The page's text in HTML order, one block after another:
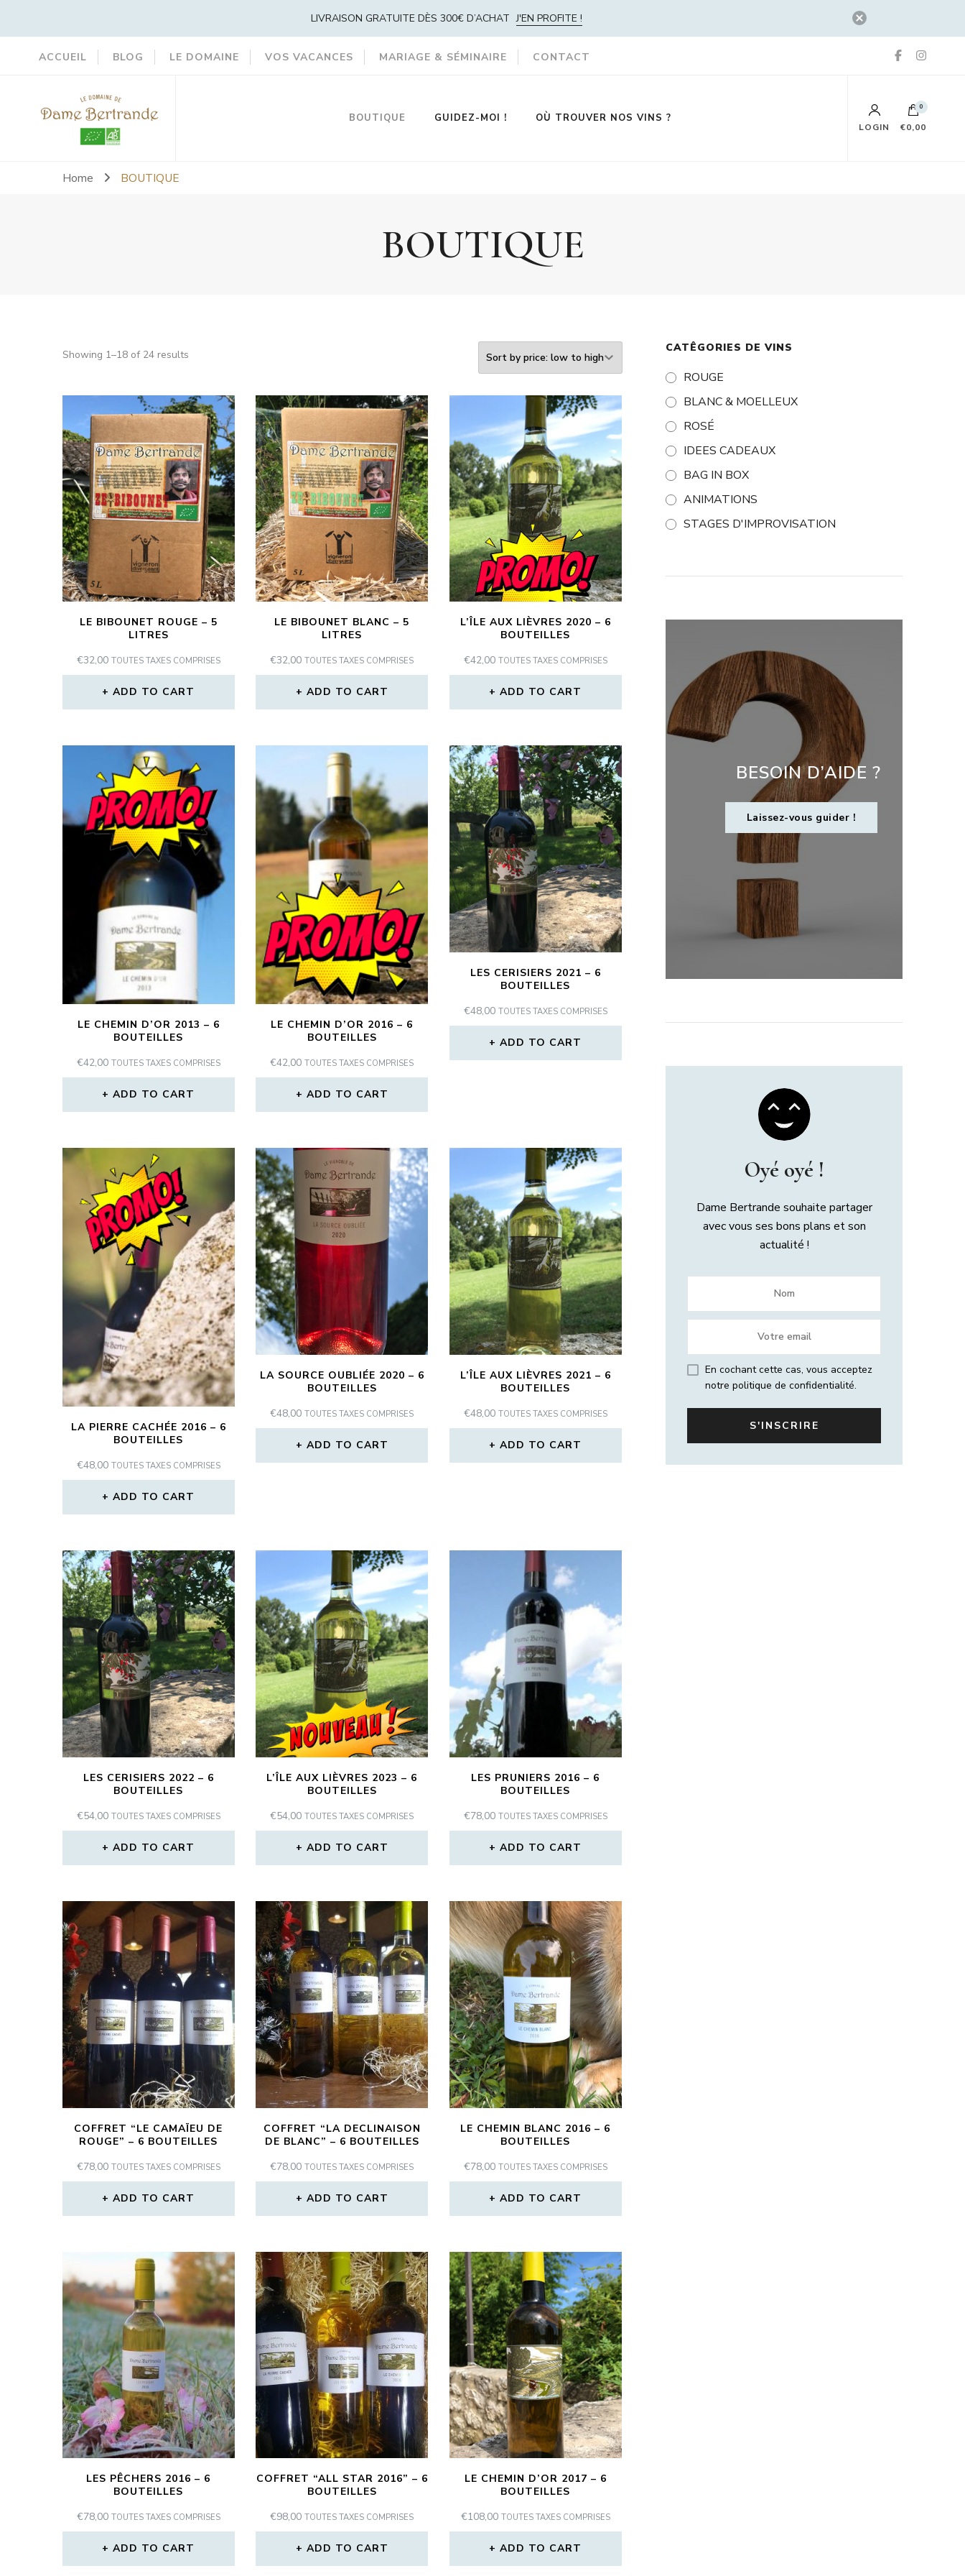
LIVRAISON GRATUITE DÈS 300€ D’ACHAT J'EN PROFITE !
ACCUEIL BLOG LE DOMAINE VOS VACANCES MARIAGE & SÉMINAIRE CONTACT
La Boutique Dame Bertrande BOUTIQUE GUIDEZ-MOI ! OÙ TROUVER NOS VINS ?
LOGIN
0
€0,00
Home BOUTIQUE
BOUTIQUE
Showing 1–18 of 24 results
LE BIBOUNET ROUGE – 5
LITRES
€32,00 TOUTES TAXES COMPRISES
ADD TO CART
LE BIBOUNET BLANC – 5
LITRES
€32,00 TOUTES TAXES COMPRISES
ADD TO CART
L’ÎLE AUX LIÈVRES 2020 – 6
BOUTEILLES
€42,00 TOUTES TAXES COMPRISES
ADD TO CART
LE CHEMIN D’OR 2013 – 6
BOUTEILLES
€42,00 TOUTES TAXES COMPRISES
ADD TO CART
LE CHEMIN D’OR 2016 – 6
BOUTEILLES
€42,00 TOUTES TAXES COMPRISES
ADD TO CART
LES CERISIERS 2021 – 6
BOUTEILLES
€48,00 TOUTES TAXES COMPRISES
ADD TO CART
LA PIERRE CACHÉE 2016 – 6
BOUTEILLES
€48,00 TOUTES TAXES COMPRISES
ADD TO CART
LA SOURCE OUBLIÉE 2020 – 6
BOUTEILLES
€48,00 TOUTES TAXES COMPRISES
ADD TO CART
L’ÎLE AUX LIÈVRES 2021 – 6
BOUTEILLES
€48,00 TOUTES TAXES COMPRISES
ADD TO CART
LES CERISIERS 2022 – 6
BOUTEILLES
€54,00 TOUTES TAXES COMPRISES
ADD TO CART
L’ÎLE AUX LIÈVRES 2023 – 6
BOUTEILLES
€54,00 TOUTES TAXES COMPRISES
ADD TO CART
LES PRUNIERS 2016 – 6
BOUTEILLES
€78,00 TOUTES TAXES COMPRISES
ADD TO CART
COFFRET “LE CAMAÏEU DE
ROUGE” – 6 BOUTEILLES
€78,00 TOUTES TAXES COMPRISES
ADD TO CART
COFFRET “LA DECLINAISON
DE BLANC” – 6 BOUTEILLES
€78,00 TOUTES TAXES COMPRISES
ADD TO CART
LE CHEMIN BLANC 2016 – 6
BOUTEILLES
€78,00 TOUTES TAXES COMPRISES
ADD TO CART
LES PÊCHERS 2016 – 6
BOUTEILLES
€78,00 TOUTES TAXES COMPRISES
ADD TO CART
COFFRET “ALL STAR 2016” – 6
BOUTEILLES
€98,00 TOUTES TAXES COMPRISES
ADD TO CART
LE CHEMIN D’OR 2017 – 6
BOUTEILLES
€108,00 TOUTES TAXES COMPRISES
ADD TO CART
CATÊGORIES DE VINS
ROUGE
BLANC & MOELLEUX
ROSÉ
IDEES CADEAUX
BAG IN BOX
ANIMATIONS
STAGES D'IMPROVISATION
BESOIN D’AIDE ?
Laissez-vous guider !
Oyé oyé !
Dame Bertrande souhaite partager
avec vous ses bons plans et son
actualité !
En cochant cette cas, vous acceptez
notre politique de confidentialité.